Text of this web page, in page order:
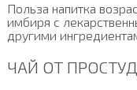
Польза напитка
имбиря с
другими
ЧАЙ ОТ